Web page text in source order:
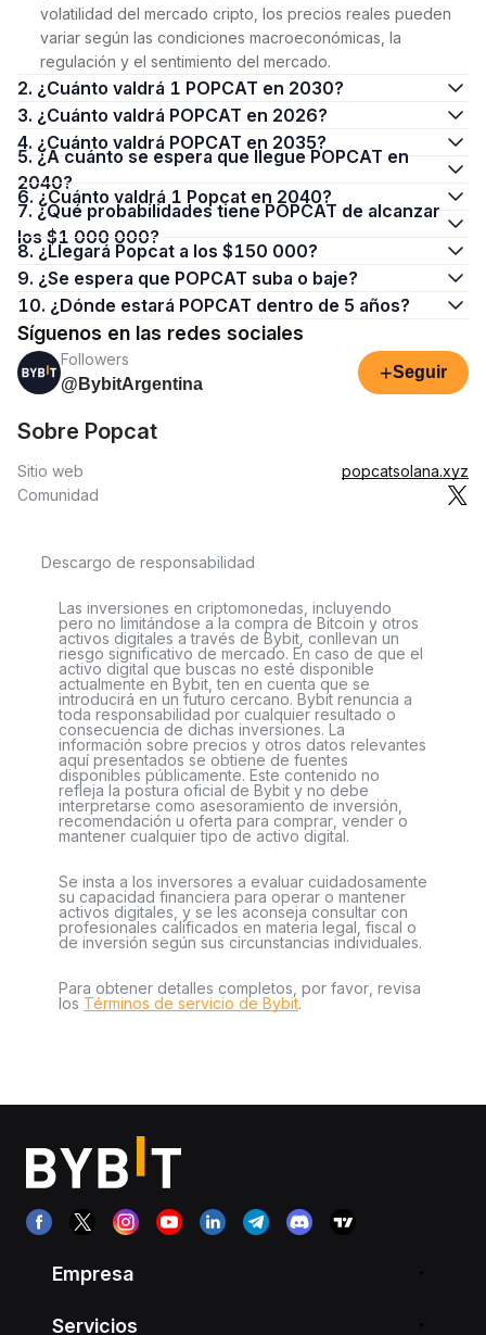
volatilidad del mercado cripto, los precios reales pueden
variar según las condiciones macroeconómicas, la
regulación y el sentimiento del mercado.
2. ¿Cuánto valdrá 1 POPCAT en 2030?
3. ¿Cuánto valdrá POPCAT en 2026?
4. ¿Cuánto valdrá POPCAT en 2035?
5. ¿A cuánto se espera que llegue POPCAT en
2040?
6. ¿Cuánto valdrá 1 Popcat en 2040?
7. ¿Qué probabilidades tiene POPCAT de alcanzar
los $1 000 000?
8. ¿Llegará Popcat a los $150 000?
9. ¿Se espera que POPCAT suba o baje?
10. ¿Dónde estará POPCAT dentro de 5 años?
Síguenos en las redes sociales
Followers
@BybitArgentina
+Seguir
Sobre Popcat
Sitio web
popcatsolana.xyz
Comunidad
Descargo de responsabilidad
Las inversiones en criptomonedas, incluyendo
pero no limitándose a la compra de Bitcoin y otros
activos digitales a través de Bybit, conllevan un
riesgo significativo de mercado. En caso de que el
activo digital que buscas no esté disponible
actualmente en Bybit, ten en cuenta que se
introducirá en un futuro cercano. Bybit renuncia a
toda responsabilidad por cualquier resultado o
consecuencia de dichas inversiones. La
información sobre precios y otros datos relevantes
aquí presentados se obtiene de fuentes
disponibles públicamente. Este contenido no
refleja la postura oficial de Bybit y no debe
interpretarse como asesoramiento de inversión,
recomendación u oferta para comprar, vender o
mantener cualquier tipo de activo digital.
Se insta a los inversores a evaluar cuidadosamente
su capacidad financiera para operar o mantener
activos digitales, y se les aconseja consultar con
profesionales calificados en materia legal, fiscal o
de inversión según sus circunstancias individuales.
Para obtener detalles completos, por favor, revisa
los Términos de servicio de Bybit.
Empresa
Servicios